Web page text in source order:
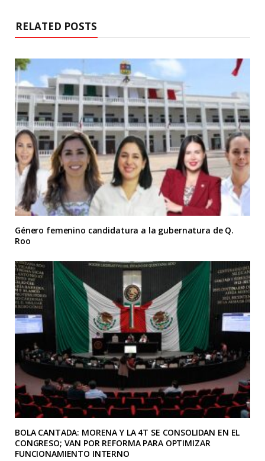
RELATED POSTS
Género femenino candidatura a la gubernatura de Q.
Roo
BOLA CANTADA: MORENA Y LA 4T SE CONSOLIDAN EN EL
CONGRESO; VAN POR REFORMA PARA OPTIMIZAR
FUNCIONAMIENTO INTERNO